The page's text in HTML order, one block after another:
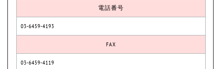
電話番号
03-6459-4193
FAX
03-6459-4119